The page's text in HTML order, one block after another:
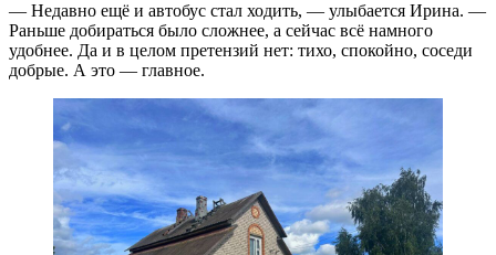
— Недавно ещё и автобус стал ходить, — улыбается Ирина. —
Раньше добираться было сложнее, а сейчас всё намного
удобнее. Да и в целом претензий нет: тихо, спокойно, соседи
добрые. А это — главное.